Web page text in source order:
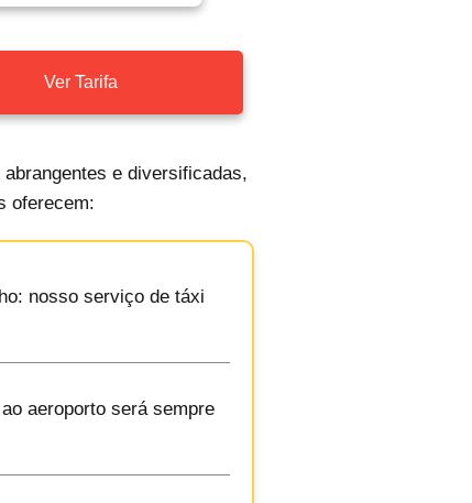
Ver Tarifa
e diversificadas,
oferecem:
nosso serviço de táxi
aeroporto será sempre